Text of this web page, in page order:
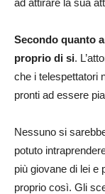
Secondo quanto
proprio di si.
che i telespettatori
pronti ad essere
Nessuno si
potuto
più giovane di lei e
proprio così. Gli